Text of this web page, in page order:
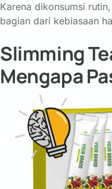
Karena dikonsumsi
bagian dari kebiasaan
Slimming
Mengapa